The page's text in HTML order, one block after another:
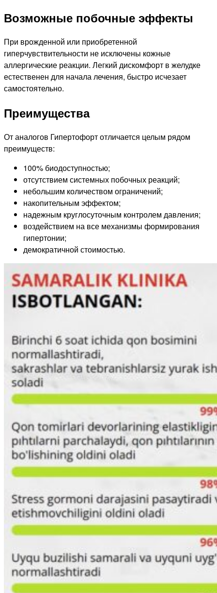
Возможные побочные эффекты
При врожденной или приобретенной
гиперчувствительности не исключены кожные
аллергические реакции. Легкий дискомфорт в желудке
естественен для начала лечения, быстро исчезает
самостоятельно.
Преимущества
От аналогов Гипертофорт отличается целым рядом
преимуществ:
100% биодоступностью;
отсутствием системных побочных реакций;
небольшим количеством ограничений;
накопительным эффектом;
надежным круглосуточным контролем давления;
воздействием на все механизмы формирования
гипертонии;
демократичной стоимостью.